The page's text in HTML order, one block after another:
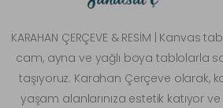
KARAHAN ÇERÇEVE & RESİM | Kanvas
cam, ayna ve yağlı boya tablolarla
taşıyoruz. Karahan Çerçeve olarak,
yaşam alanlarınıza estetik katıyor